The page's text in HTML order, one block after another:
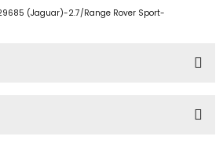
(Jaguar)-2.7/Range Rover Sport-